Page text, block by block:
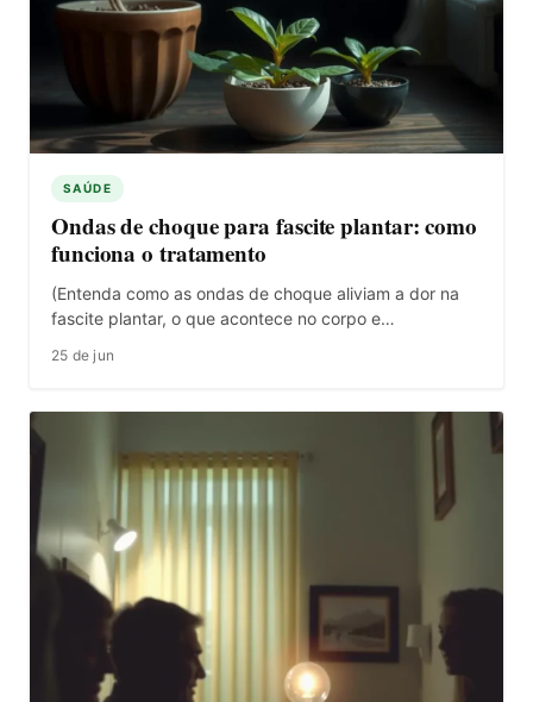
SAÚDE
Ondas de choque para fascite plantar: como
funciona o tratamento
(Entenda como as ondas de choque aliviam a dor na
fascite plantar, o que acontece no corpo e…
25 de jun